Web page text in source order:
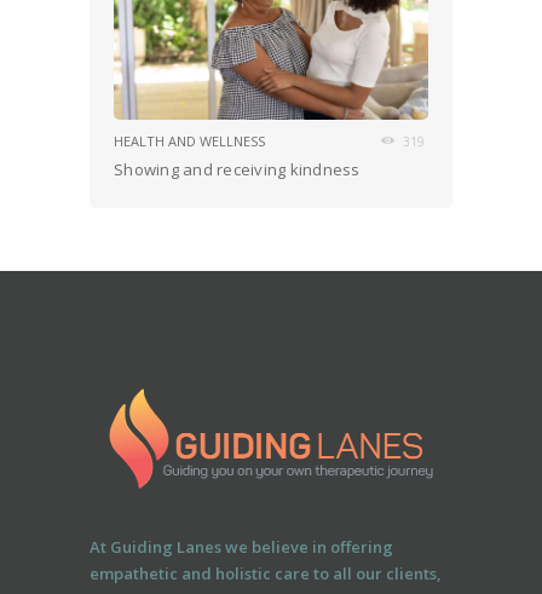
HEALTH AND WELLNESS 319
Showing and receiving kindness
At Guiding Lanes we believe in offering
empathetic and holistic care to all our clients,